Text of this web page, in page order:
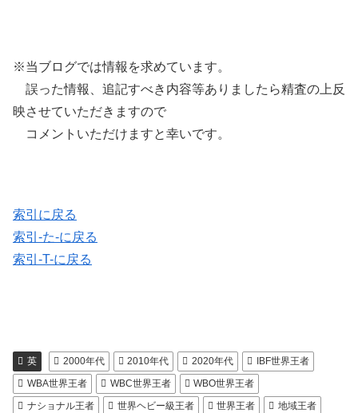
※当ブログでは情報を求めています。
誤った情報、追記すべき内容等ありましたら精査の上反
映させていただきますので
コメントいただけますと幸いです。
索引に戻る
索引-た-に戻る
索引-T-に戻る
英 2000年代 2010年代 2020年代
IBF世界王者
WBA世界王者
WBC世界王者
WBO世界王者
ナショナル王者
世界ヘビー級王者 世界王者 地域王者